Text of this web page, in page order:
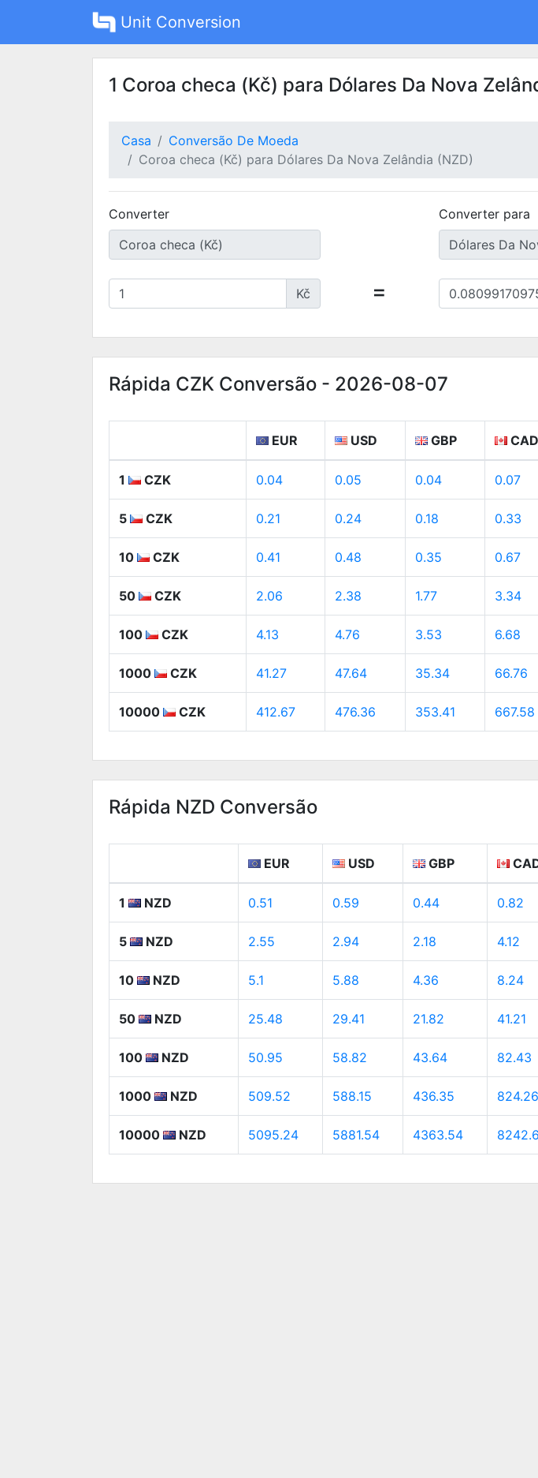
Unit Conversion
1 Coroa checa (Kč) para Dólares Da Nova
Casa
Conversão De Moeda
Coroa checa (Kč) para Dólares Da Nova Zelândia (NZD)
Converter Converter para
Kč =
Rápida CZK Conversão - 2026-08-07
EUR USD GBP CAD
1 CZK 0.04 0.05 0.04 0.07
5 CZK 0.21 0.24 0.18 0.33
10 CZK 0.41 0.48 0.35 0.67
50 CZK 2.06 2.38 1.77 3.34
100 CZK 4.13 4.76 3.53 6.68
1000 CZK 41.27 47.64 35.34 66.76
10000 CZK 412.67 476.36 353.41 667.58
Rápida NZD Conversão
EUR USD GBP
1 NZD 0.51 0.59 0.44 0.82
5 NZD 2.55 2.94 2.18 4.12
10 NZD 5.1 5.88 4.36 8.24
50 NZD 25.48 29.41 21.82 41.21
100 NZD 50.95 58.82 43.64 82.43
1000 NZD 509.52 588.15 436.35 824.26
10000 NZD 5095.24 5881.54 4363.54 8242.6